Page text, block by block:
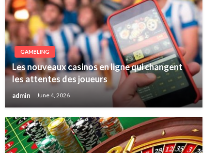
GAMBLING
Les nouveaux casinos en ligne qui changent
les attentes des joueurs
admin June 4, 2026